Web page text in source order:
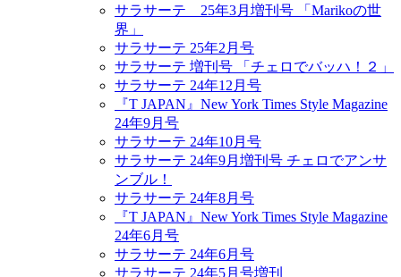
サラサーテ 25年3月増刊号 「Marikoの世
界」
サラサーテ 25年2月号
サラサーテ 増刊号 「チェロでバッハ！２」
サラサーテ 24年12月号
『T JAPAN』New York Times Style Magazine
24年9月号
サラサーテ 24年10月号
サラサーテ 24年9月増刊号 チェロでアンサ
ンブル！
サラサーテ 24年8月号
『T JAPAN』New York Times Style Magazine
24年6月号
サラサーテ 24年6月号
サラサーテ 24年5月号増刊